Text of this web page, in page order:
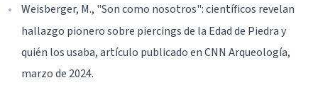
Weisberger, M., "Son como nosotros": científicos revelan
hallazgo pionero sobre piercings de la Edad de Piedra y
quién los usaba, artículo publicado en CNN Arqueología,
marzo de 2024.